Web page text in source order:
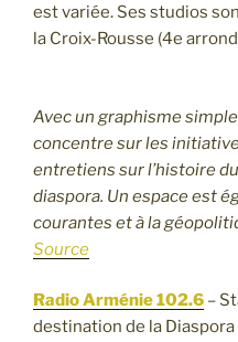
est variée. Ses studios
la Croix-Rousse (4e
Avec un graphisme
concentre sur les
entretiens sur l’histoire
diaspora. Un espace est
courantes et à la
Source
Radio Arménie 102.6 –
destination de la